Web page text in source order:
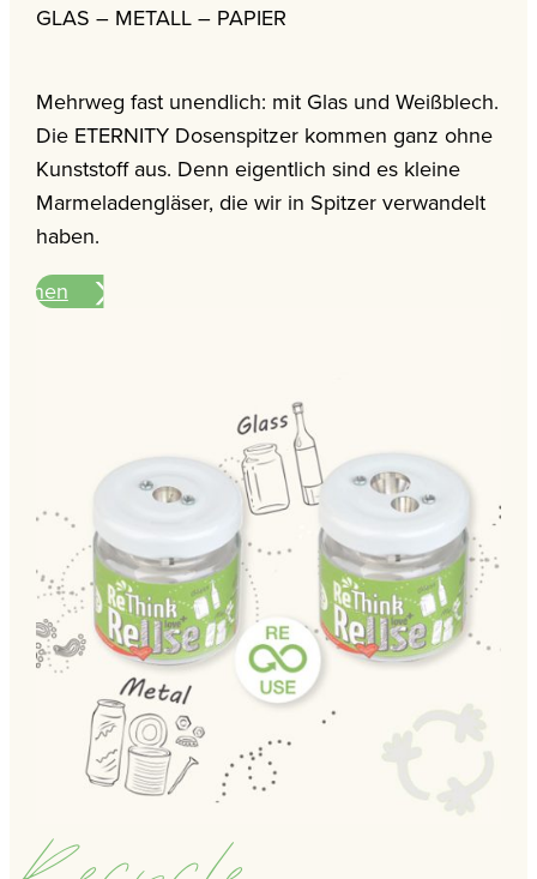
GLAS – METALL – PAPIER
Mehrweg fast unendlich: mit Glas und Weißblech.
Die ETERNITY Dosenspitzer kommen ganz ohne
Kunststoff aus. Denn eigentlich sind es kleine
Marmeladengläser, die wir in Spitzer verwandelt
haben.